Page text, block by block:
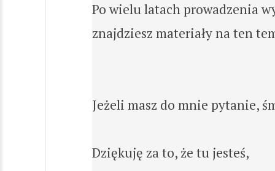
Po wielu latach prowadzenia
znajdziesz materiały na ten
Jeżeli masz do mnie pytanie,
Dziękuję za to, że tu jesteś,